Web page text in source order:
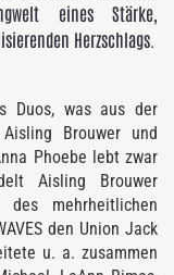
eines Stärke,
Herzschlags.
Duos, was aus der
Aisling Brouwer und
Phoebe lebt zwar
Aisling Brouwer
mehrheitlichen
den Union Jack
u. a. zusammen